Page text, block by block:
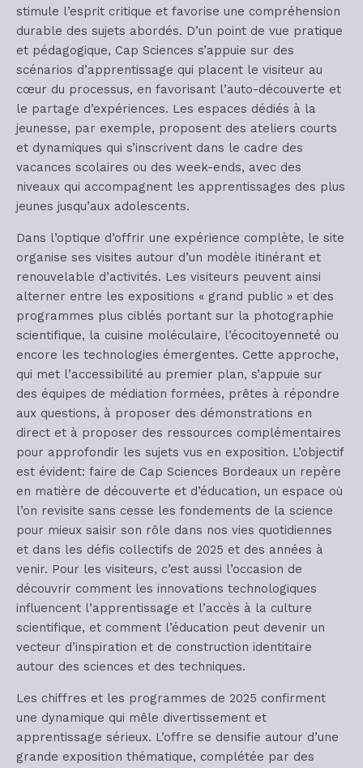
stimule l’esprit critique et favorise une compréhension
durable des sujets abordés. D’un point de vue pratique
et pédagogique, Cap Sciences s’appuie sur des
scénarios d’apprentissage qui placent le visiteur au
cœur du processus, en favorisant l’auto-découverte et
le partage d’expériences. Les espaces dédiés à la
jeunesse, par exemple, proposent des ateliers courts
et dynamiques qui s’inscrivent dans le cadre des
vacances scolaires ou des week-ends, avec des
niveaux qui accompagnent les apprentissages des plus
jeunes jusqu’aux adolescents.
Dans l’optique d’offrir une expérience complète, le site
organise ses visites autour d’un modèle itinérant et
renouvelable d’activités. Les visiteurs peuvent ainsi
alterner entre les expositions « grand public » et des
programmes plus ciblés portant sur la photographie
scientifique, la cuisine moléculaire, l’écocitoyenneté ou
encore les technologies émergentes. Cette approche,
qui met l’accessibilité au premier plan, s’appuie sur
des équipes de médiation formées, prêtes à répondre
aux questions, à proposer des démonstrations en
direct et à proposer des ressources complémentaires
pour approfondir les sujets vus en exposition. L’objectif
est évident: faire de Cap Sciences Bordeaux un repère
en matière de découverte et d’éducation, un espace où
l’on revisite sans cesse les fondements de la science
pour mieux saisir son rôle dans nos vies quotidiennes
et dans les défis collectifs de 2025 et des années à
venir. Pour les visiteurs, c’est aussi l’occasion de
découvrir comment les innovations technologiques
influencent l’apprentissage et l’accès à la culture
scientifique, et comment l’éducation peut devenir un
vecteur d’inspiration et de construction identitaire
autour des sciences et des techniques.
Les chiffres et les programmes de 2025 confirment
une dynamique qui mêle divertissement et
apprentissage sérieux. L’offre se densifie autour d’une
grande exposition thématique, complétée par des